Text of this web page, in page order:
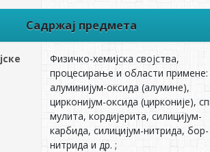
Садржај предмета
Физичко-хемијска својства,
процесирање и области примене:
алуминијум-оксида (алумине),
цирконијум-оксида (цирконије),
мулита, кордијерита, силицијум-
карбида, силицијум-нитрида, бор-
нитрида и др. ;